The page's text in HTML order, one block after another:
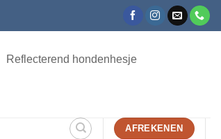
Reflecterend hondenhesje
AFREKENEN